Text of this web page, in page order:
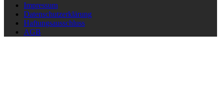
Impressum
Datenschutzerklärung
Haftungsausschluss
AGB